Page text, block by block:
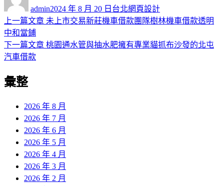
admin佈
日
2024 年 8 月 20 日 類
台北網頁設計
文
章
導
覽
上一篇文章 上
篇
未上市交易新莊機車借款團隊樹林機車借款透明
中和當鋪
下一篇文章 下
桃園通水管與抽水肥擁有專業貓抓布沙發的北屯
汽車借款
彙整
2026 年 8 月
2026 年 7 月
2026 年 6 月
2026 年 5 月
2026 年 4 月
2026 年 3 月
2026 年 2 月